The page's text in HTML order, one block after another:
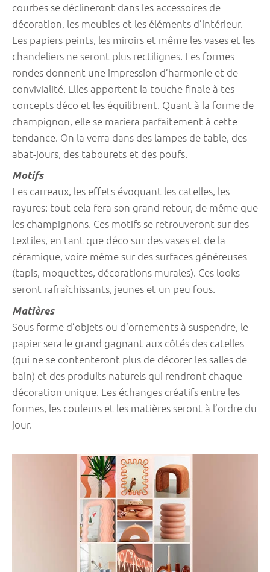
courbes se déclineront dans les accessoires de
décoration, les meubles et les éléments d’intérieur.
Les papiers peints, les miroirs et même les vases et les
chandeliers ne seront plus rectilignes. Les formes
rondes donnent une impression d’harmonie et de
convivialité. Elles apportent la touche finale à tes
concepts déco et les équilibrent. Quant à la forme de
champignon, elle se mariera parfaitement à cette
tendance. On la verra dans des lampes de table, des
abat-jours, des tabourets et des poufs.
Motifs
Les carreaux, les effets évoquant les catelles, les
rayures: tout cela fera son grand retour, de même que
les champignons. Ces motifs se retrouveront sur des
textiles, en tant que déco sur des vases et de la
céramique, voire même sur des surfaces généreuses
(tapis, moquettes, décorations murales). Ces looks
seront rafraîchissants, jeunes et un peu fous.
Matières
Sous forme d’objets ou d’ornements à suspendre, le
papier sera le grand gagnant aux côtés des catelles
(qui ne se contenteront plus de décorer les salles de
bain) et des produits naturels qui rendront chaque
décoration unique. Les échanges créatifs entre les
formes, les couleurs et les matières seront à l’ordre du
jour.